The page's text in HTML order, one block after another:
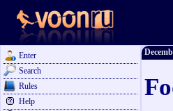
Enter
Search
Rules
Help